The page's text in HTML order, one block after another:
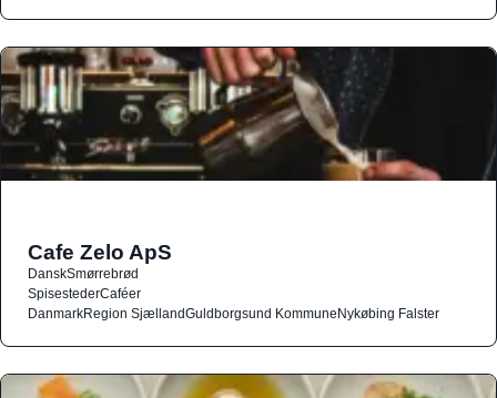
Cafe Zelo ApS
DanskSmørrebrød
SpisestederCaféer
DanmarkRegion SjællandGuldborgsund KommuneNykøbing Falster